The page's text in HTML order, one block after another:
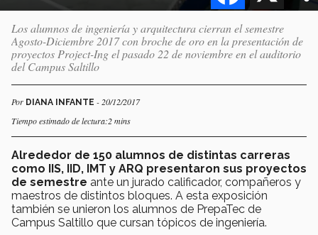
Los alumnos de ingeniería y arquitectura cierran el semestre
Agosto-Diciembre 2017 con broche de oro en la presentación de
proyectos Project-Ing el pasado 22 de noviembre en el auditorio
del Campus Saltillo
Por DIANA INFANTE - 20/12/2017
Tiempo estimado de lectura:2 mins
Alrededor de 150 alumnos de distintas carreras
como IIS, IID, IMT y ARQ presentaron sus proyectos
de semestre ante un jurado calificador, compañeros y
maestros de distintos bloques. A esta exposición
también se unieron los alumnos de PrepaTec de
Campus Saltillo que cursan tópicos de ingeniería.